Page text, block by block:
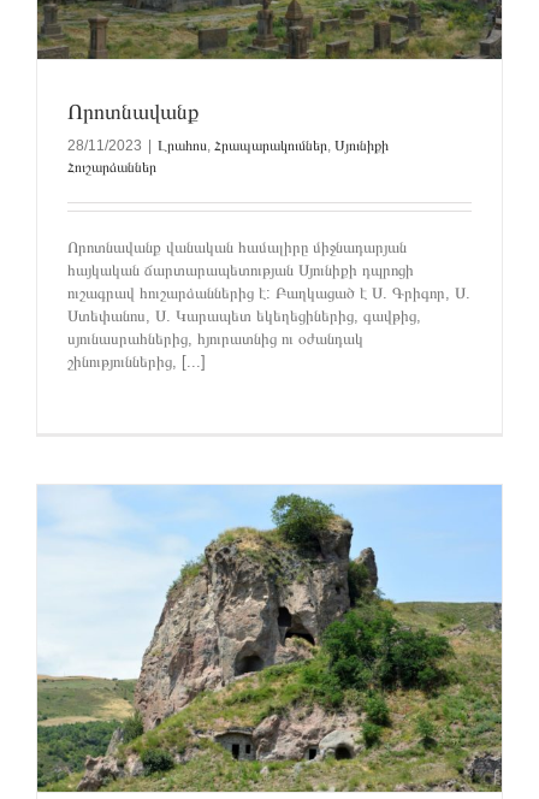
Որոտնավանք
28/11/2023 | Լրահոս Հրապարակումներ Սյունիքի
Հուշարձաններ
Որոտնավանք վանական համալիրը միջնադարյան
հայկական ճարտարապետության Սյունիքի դպրոցի
ուշագրավ հուշարձաններից է: Բաղկացած է Ս. Գրիգոր, Ս.
Ստեփանոս, Ս. Կարապետ եկեղեցիներից, գավթից,
սյունասրահներից, հյուրատնից ու օժանդակ
շինություններից, [...]